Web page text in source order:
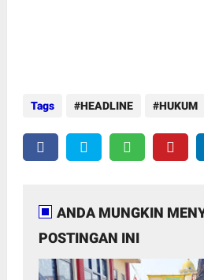
Tags HEADLINE HUKUM
ANDA MUNGKIN
POSTINGAN INI